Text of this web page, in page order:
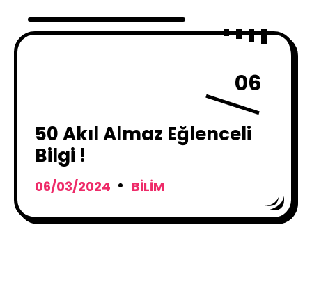
06
50 Akıl Almaz Eğlenceli
Bilgi !
06/03/2024 BILIM